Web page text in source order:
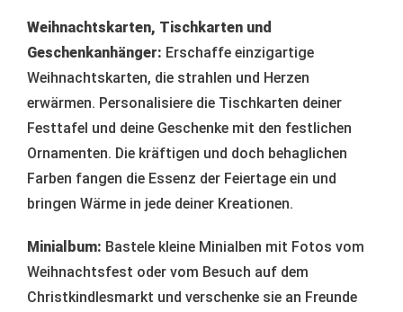
Weihnachtskarten, Tischkarten und
Geschenkanhänger: Erschaffe einzigartige
Weihnachtskarten, die strahlen und Herzen
erwärmen. Personalisiere die Tischkarten deiner
Festtafel und deine Geschenke mit den festlichen
Ornamenten. Die kräftigen und doch behaglichen
Farben fangen die Essenz der Feiertage ein und
bringen Wärme in jede deiner Kreationen.
Minialbum: Bastele kleine Minialben mit Fotos vom
Weihnachtsfest oder vom Besuch auf dem
Christkindlesmarkt und verschenke sie an Freunde